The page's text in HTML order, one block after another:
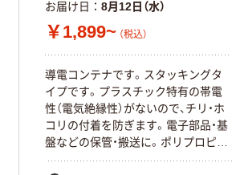
お届け日 8月12日（水）
￥1,899~ （税込）
導電コンテナです。スタッキングタ
イプです。プラスチック特有の帯電
性（電気絶縁性）がないので、チリ・ホ
コリの付着を防ぎます。電子部品・基
盤などの保管・搬送に。ポリプロピレ
ン（PP）